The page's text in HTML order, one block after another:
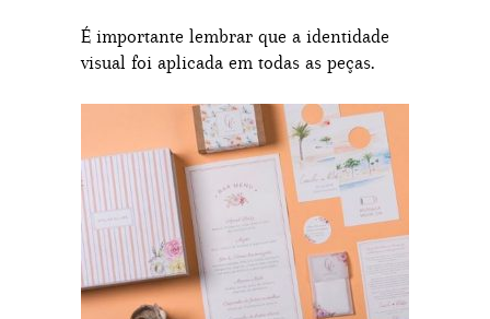
É importante lembrar que a identidade
visual foi aplicada em todas as peças.